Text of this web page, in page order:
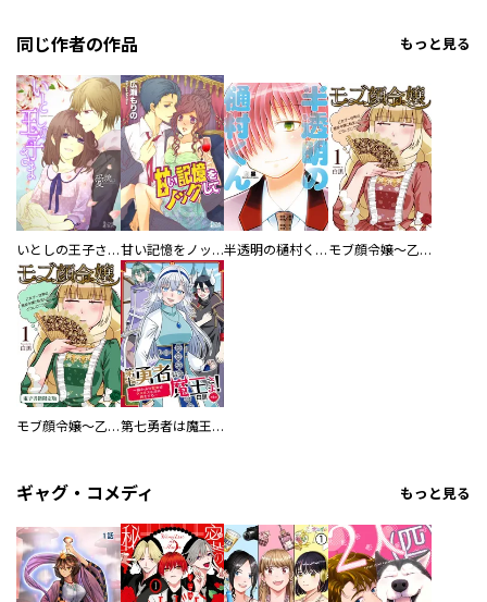
同じ作者の作品 もっと見る
いとしの王子さま 甘い記憶をノックして 半透明の樋村くん モブ顔令嬢～乙女ゲー世界の悪役令嬢に転生したのにどうしてこうなった～【単行本】
モブ顔令嬢～乙女ゲー世界の悪役令嬢に転生したのにどうしてこうなった～【電子書籍限定版】 第七勇者は魔王さま！～猫かぶり聖女はラスボスと共に旅をする～
ギャグ・コメディ もっと見る